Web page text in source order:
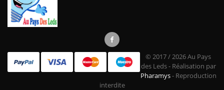
© 2017 / 2026 Au Pays
des Leds - Réalisation par
Pharamys- Reproduction
interdite